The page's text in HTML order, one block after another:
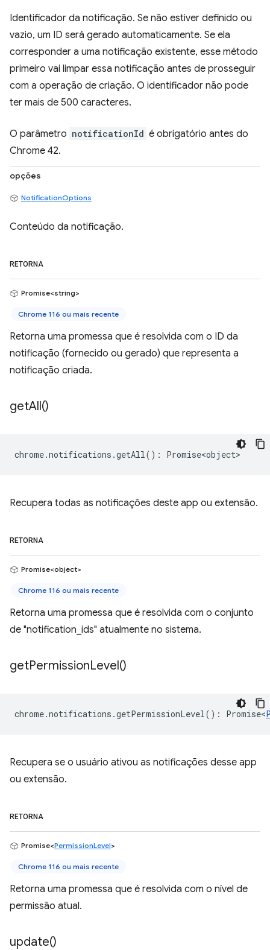
Identificador da notificação. Se não estiver definido ou
vazio, um ID será gerado automaticamente. Se ela
corresponder a uma notificação existente, esse método
primeiro vai limpar essa notificação antes de prosseguir
com a operação de criação. O identificador não pode
ter mais de 500 caracteres.
O parâmetro notificationId é obrigatório antes do
Chrome 42.
opções
NotificationOptions
Conteúdo da notificação.
RETORNA
Promise<string>
Chrome 116 ou mais recente
Retorna uma promessa que é resolvida com o ID da
notificação (fornecido ou gerado) que representa a
notificação criada.
getAll()
chrome.notifications .getAll() : Promise<object>
Recupera todas as notificações deste app ou extensão.
RETORNA
Promise<object>
Chrome 116 ou mais recente
Retorna uma promessa que é resolvida com o conjunto
de "notification_ids" atualmente no sistema.
getPermissionLevel()
chrome.notifications .getPermissionLevel() : Promise<
Recupera se o usuário ativou as notificações desse app
ou extensão.
RETORNA
Promise<PermissionLevel>
Chrome 116 ou mais recente
Retorna uma promessa que é resolvida com o nível de
permissão atual.
update()